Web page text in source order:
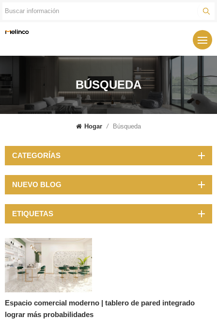
BÚSQUEDA
Hogar / Búsqueda
Espacio comercial moderno | tablero de pared integrado
lograr más probabilidades
CATEGORÍAS
NUEVO BLOG
ETIQUETAS